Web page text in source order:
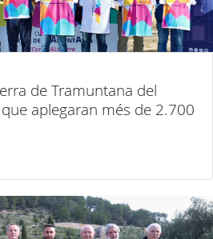
de Tramuntana del
aplegaran més de 2.700